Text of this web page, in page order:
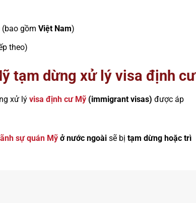
(bao gồm Việt Nam)
theo)
tạm dừng xử lý visa định cư
xử lý visa định cư Mỹ (immigrant visas) được áp
sự quán Mỹ ở nước ngoài sẽ bị tạm dừng hoặc trì